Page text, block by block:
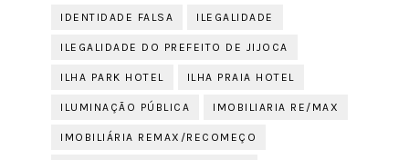
IDENTIDADE FALSA ILEGALIDADE
ILEGALIDADE DO PREFEITO DE JIJOCA
ILHA PARK HOTEL ILHA PRAIA HOTEL
ILUMINAÇÃO PÚBLICA IMOBILIARIA RE/MAX
IMOBILIÁRIA REMAX/RECOMEÇO